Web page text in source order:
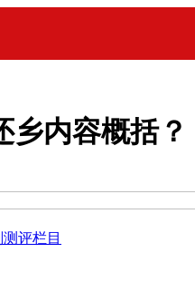
乡内容概括？
评栏目